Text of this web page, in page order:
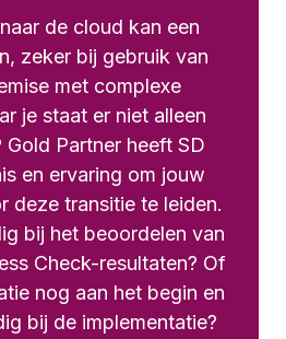
de cloud kan een
zeker bij gebruik van
met complexe
je staat er niet alleen
Gold Partner heeft SD
en ervaring om jouw
deze transitie te leiden.
bij het beoordelen van
Check-resultaten? Of
nog aan het begin en
bij de implementatie?